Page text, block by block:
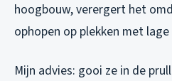
hoogbouw, verergert het
ophopen op plekken met lage
Mijn advies: gooi ze in de